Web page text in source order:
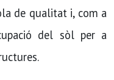
de qualitat i, com a
del sòl per a